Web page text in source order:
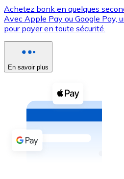
XRP
XRP
Voir toutes
Coupons crypto
Achetez des
Acheter avec espèces
Virement SEPA
Achetez bonk en quelques
Avec Apple Pay ou Google Pay,
pour payer en toute sécurité.
En savoir plus